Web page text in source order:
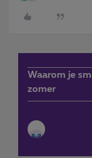
Waarom je
zomer